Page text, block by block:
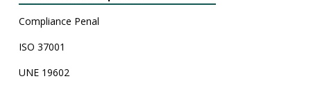
Compliance Penal
ISO 37001
UNE 19602